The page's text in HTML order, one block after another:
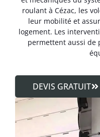
roulant à Cézac, les
leur mobilité et
logement. Les
permettent aussi de
DEVIS GRATUIT